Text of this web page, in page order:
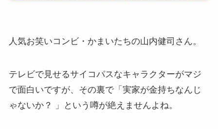
人気お笑いコンビ・かまいたちの山内健司さん。
テレビで見せるサイコパスなキャラクターがマジ
で面白いですが、その裏で「実家が金持ちなんじ
ゃないか？ 」という噂が絶えませんよね。